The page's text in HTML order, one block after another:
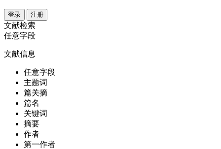
登录 注册
文献检索
任意字段
文献信息
任意字段
主题词
篇关摘
篇名
关键词
摘要
作者
第一作者